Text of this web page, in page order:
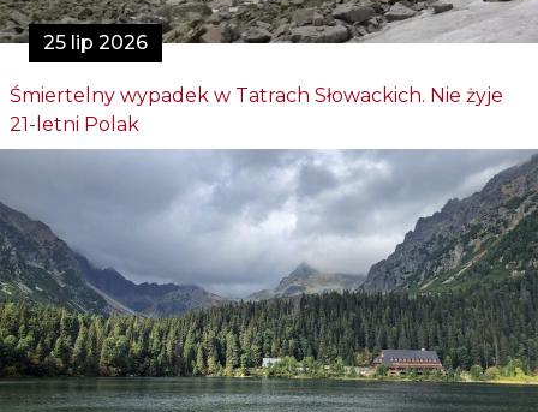
25 lip 2026
Śmiertelny wypadek w Tatrach Słowackich. Nie żyje
21-letni Polak